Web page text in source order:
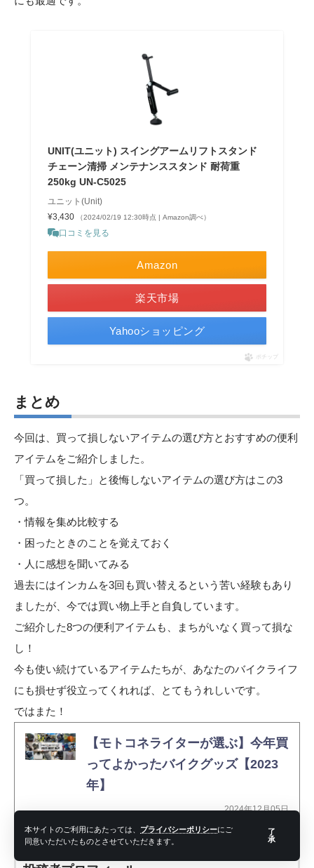
本サイトのご利用にあたっては、 プライバシーポリシーにご
同意いただいたものとさせていただきます。
了
承
UNIT(ユニット) スイングアームリフトスタンド
チェーン清掃 メンテナンススタンド 耐荷重
250kg UN-C5025
ユニット(Unit)
¥3,430
（2024/02/19 12:30時点 | Amazon調べ）
口コミを見る
Amazon
楽天市場
Yahooショッピング
ポチップ
まとめ
今回は、買って損しないアイテムの選び方とおすすめの便利
アイテムをご紹介しました。
「買って損した」と後悔しないアイテムの選び方はこの3
つ。
・情報を集め比較する
・困ったときのことを覚えておく
・人に感想を聞いてみる
過去にはインカムを3回も買い替えるという苦い経験もあり
ましたが、今では買い物上手と自負しています。
ご紹介した8つの便利アイテムも、まちがいなく買って損な
し！
今も使い続けているアイテムたちが、あなたのバイクライフ
にも損せず役立ってくれれば、とてもうれしいです。
ではまた！
【モトコネライターが選ぶ】今年買
ってよかったバイクグッズ【2023
年】
2024年12月05日